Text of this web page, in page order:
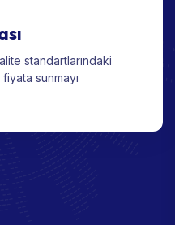
standartlarındaki
sunmayı